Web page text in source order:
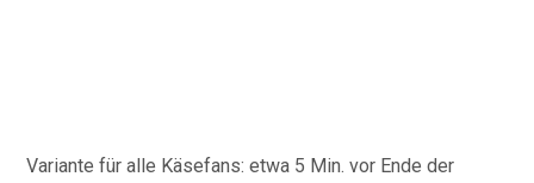
Variante für alle Käsefans: etwa 5 Min. vor Ende der